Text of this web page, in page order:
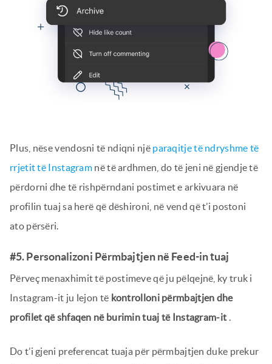
Plus, nëse vendosni të ndiqni një paraqitje të ndryshme të
rrjetit të Instagram në të ardhmen, do të jeni në gjendje të
përdorni dhe të rishpërndani postimet e arkivuara në
profilin tuaj sa herë që dëshironi, në vend që t’i postoni
ato përsëri.
#5. Personalizoni Përmbajtjen në Feed-in tuaj
Përveç menaxhimit të postimeve që ju pëlqejnë, ky truk i
Instagram-it ju lejon të kontrolloni përmbajtjen dhe
profilet që shfaqen në burimin tuaj të Instagram-it .
Do t’i gjeni preferencat tuaja për përmbajtjen duke prekur